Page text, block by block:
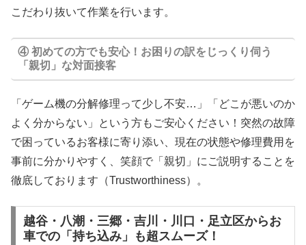
こだわり抜いて作業を行います。
④ 初めての方でも安心！お困りの訳をじっくり伺う
「親切」な対面接客
「ゲーム機の分解修理って少し不安…」「どこが悪いのか
よく分からない」という方もご安心ください！突然の故障
で困っているお客様に寄り添い、現在の状態や修理費用を
事前に分かりやすく、笑顔で「親切」にご説明することを
徹底しております（Trustworthiness）。
越谷・八潮・三郷・吉川・川口・足立区からお
車での「持ち込み」も超スムーズ！